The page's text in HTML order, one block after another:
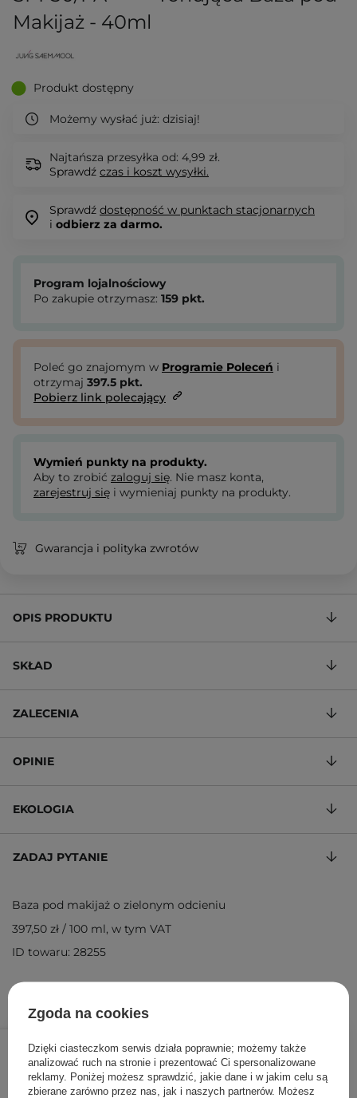
Makijaż - 40ml
Produkt dostępny
Możemy wysłać już: dzisiaj!
Najtańsza przesyłka od: 4,99 zł.
Sprawdź czas i koszt wysyłki.
Sprawdź dostępność w punktach stacjonarnych
i odbierz za darmo.
159,00 zł
DODAJ DO KOSZYKA
Program lojalnościowy
Po zakupie otrzymasz: 159 pkt.
Poleć go znajomym w Programie Poleceń i
otrzymaj 397.5 pkt.
Pobierz link polecający
Wymień punkty na produkty.
Aby to zrobić zaloguj się. Nie masz konta,
zarejestruj się i wymieniaj punkty na produkty.
Gwarancja i polityka zwrotów
OPIS PRODUKTU
SKŁAD
ZALECENIA
OPINIE
EKOLOGIA
ZADAJ PYTANIE
Baza pod makijaż o zielonym odcieniu
397,50 zł / 100 ml, w tym VAT
ID towaru: 28255
Zgoda na cookies
Dzięki ciasteczkom serwis działa poprawnie; możemy także
analizować ruch na stronie i prezentować Ci spersonalizowane
reklamy. Poniżej możesz sprawdzić, jakie dane i w jakim celu są
zbierane zarówno przez nas, jak i naszych partnerów. Możesz